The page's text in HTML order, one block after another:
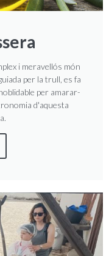
i meravellós món
per la trull, es fa
per amarar-
d'aquesta